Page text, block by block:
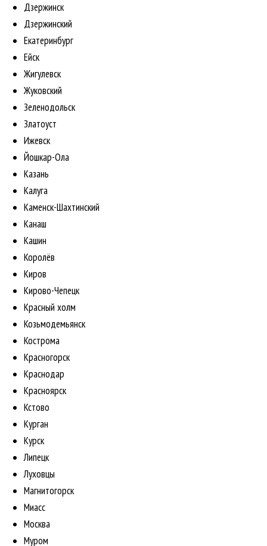
Дзержинск
Дзержинский
Екатеринбург
Ейск
Жигулевск
Жуковский
Зеленодольск
Златоуст
Ижевск
Йошкар-Ола
Казань
Калуга
Каменск-Шахтинский
Канаш
Кашин
Королёв
Киров
Кирово-Чепецк
Красный холм
Козьмодемьянск
Кострома
Красногорск
Краснодар
Красноярск
Кстово
Курган
Курск
Липецк
Луховцы
Магнитогорск
Миасс
Москва
Муром